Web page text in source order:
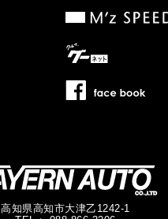
高知県高知市大津乙1242-1